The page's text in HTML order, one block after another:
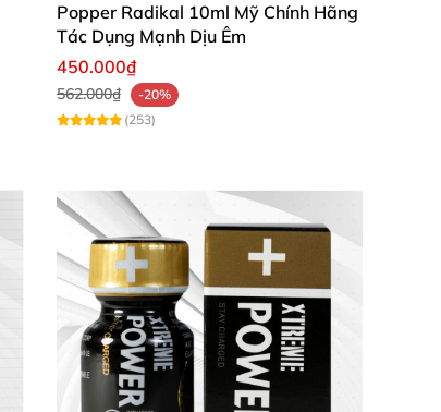
Popper Radikal 10ml Mỹ Chính Hãng
Tác Dụng Mạnh Dịu Êm
450.000₫
562.000₫
-20%
(253)